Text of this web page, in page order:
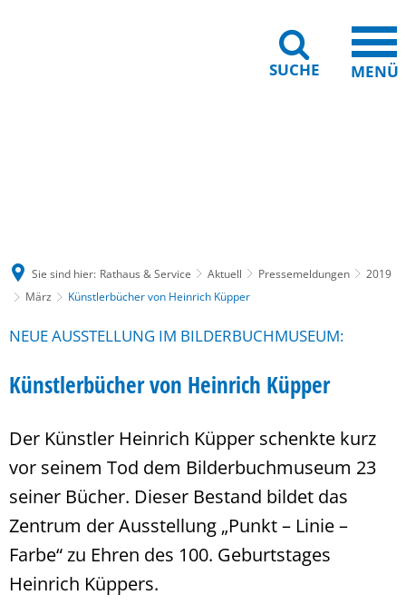
SUCHE MENÜ
Sie sind hier: Rathaus & Service Aktuell Pressemeldungen
2019
März
Künstlerbücher von Heinrich Küpper
NEUE AUSSTELLUNG IM BILDERBUCHMUSEUM:
Künstlerbücher von Heinrich Küpper
Der Künstler Heinrich Küpper schenkte kurz
vor seinem Tod dem Bilderbuchmuseum 23
seiner Bücher. Dieser Bestand bildet das
Zentrum der Ausstellung „Punkt – Linie –
Farbe“ zu Ehren des 100. Geburtstages
Heinrich Küppers.